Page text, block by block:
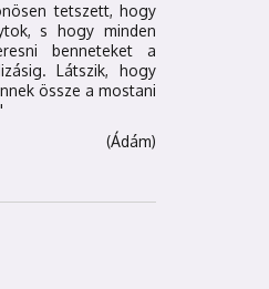
tetszett, hogy
s hogy minden
benneteket a
Látszik, hogy
össze a mostani
(Ádám)